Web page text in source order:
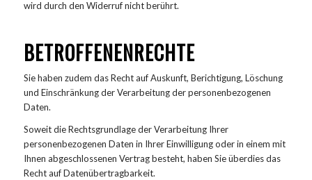
wird durch den Widerruf nicht berührt.
BETROFFENENRECHTE
Sie haben zudem das Recht auf Auskunft, Berichtigung, Löschung
und Einschränkung der Verarbeitung der personenbezogenen
Daten.
Soweit die Rechtsgrundlage der Verarbeitung Ihrer
personenbezogenen Daten in Ihrer Einwilligung oder in einem mit
Ihnen abgeschlossenen Vertrag besteht, haben Sie überdies das
Recht auf Datenübertragbarkeit.